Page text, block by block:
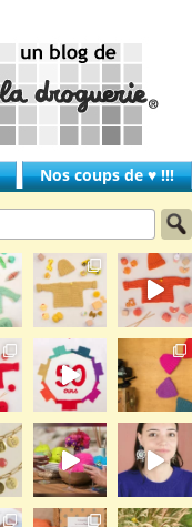
Nos coups de ♥ !!!